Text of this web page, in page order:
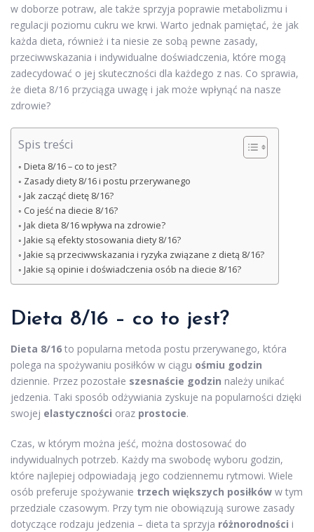
w doborze potraw, ale także sprzyja poprawie metabolizmu i
regulacji poziomu cukru we krwi. Warto jednak pamiętać, że jak
każda dieta, również i ta niesie ze sobą pewne zasady,
przeciwwskazania i indywidualne doświadczenia, które mogą
zadecydować o jej skuteczności dla każdego z nas. Co sprawia,
że dieta 8/16 przyciąga uwagę i jak może wpłynąć na nasze
zdrowie?
Spis treści
Dieta 8/16 – co to jest?
Zasady diety 8/16 i postu przerywanego
Jak zacząć dietę 8/16?
Co jeść na diecie 8/16?
Jak dieta 8/16 wpływa na zdrowie?
Jakie są efekty stosowania diety 8/16?
Jakie są przeciwwskazania i ryzyka związane z dietą 8/16?
Jakie są opinie i doświadczenia osób na diecie 8/16?
Dieta 8/16 – co to jest?
Dieta 8/16 to popularna metoda postu przerywanego, która
polega na spożywaniu posiłków w ciągu ośmiu godzin
dziennie. Przez pozostałe szesnaście godzin należy unikać
jedzenia. Taki sposób odżywiania zyskuje na popularności dzięki
swojej elastyczności oraz prostocie.
Czas, w którym można jeść, można dostosować do
indywidualnych potrzeb. Każdy ma swobodę wyboru godzin,
które najlepiej odpowiadają jego codziennemu rytmowi. Wiele
osób preferuje spożywanie trzech większych posiłków w tym
przedziale czasowym. Przy tym nie obowiązują surowe zasady
dotyczące rodzaju jedzenia – dieta ta sprzyja różnorodności i